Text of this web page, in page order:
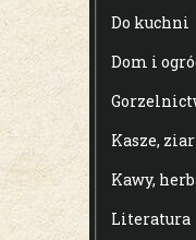
Do kuchni
Dom i
Kasze,
Kawy,
Literatura